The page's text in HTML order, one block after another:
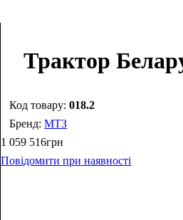
Трактор
018.2
МТЗ
1 059 516грн
Повідомити при наявності